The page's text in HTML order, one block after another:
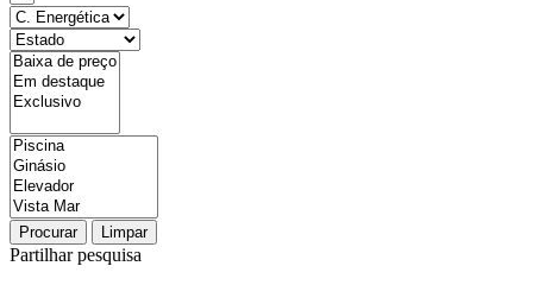
Procurar Limpar
Partilhar pesquisa